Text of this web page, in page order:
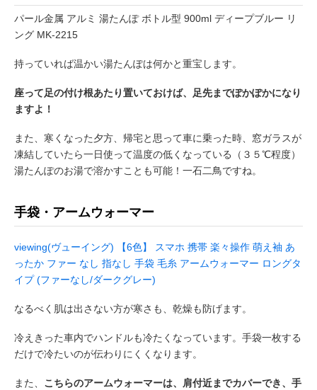
パール金属 アルミ 湯たんぽ ボトル型 900ml ディープブルー リ
ング MK-2215
持っていれば温かい湯たんぽは何かと重宝します。
座って足の付け根あたり置いておけば、足先までぽかぽかになり
ますよ！
また、寒くなった夕方、帰宅と思って車に乗った時、窓ガラスが
凍結していたら一日使って温度の低くなっている（３５℃程度）
湯たんぽのお湯で溶かすことも可能！一石二鳥ですね。
手袋・アームウォーマー
viewing(ヴューイング) 【6色】 スマホ 携帯 楽々操作 萌え袖 あ
ったか ファー なし 指なし 手袋 毛糸 アームウォーマー ロングタ
イプ (ファーなし/ダークグレー)
なるべく肌は出さない方が寒さも、乾燥も防げます。
冷えきった車内でハンドルも冷たくなっています。手袋一枚する
だけで冷たいのが伝わりにくくなります。
また、 こちらのアームウォーマーは、肩付近までカバーでき、手